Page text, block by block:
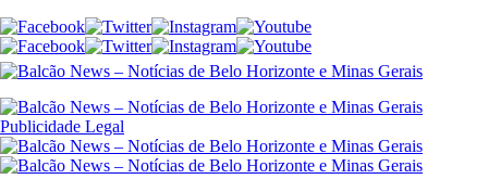
Publicidade Legal